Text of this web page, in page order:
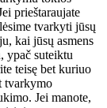
prieštaraujate
tvarkyti jūsų
kai jūsų asmens
ypač suteiktu
teisę bet kuriuo
tvarkymo
Jei manote,